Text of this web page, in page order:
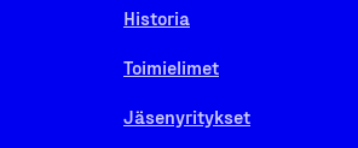
Historia
Toimielimet
Jäsenyritykset